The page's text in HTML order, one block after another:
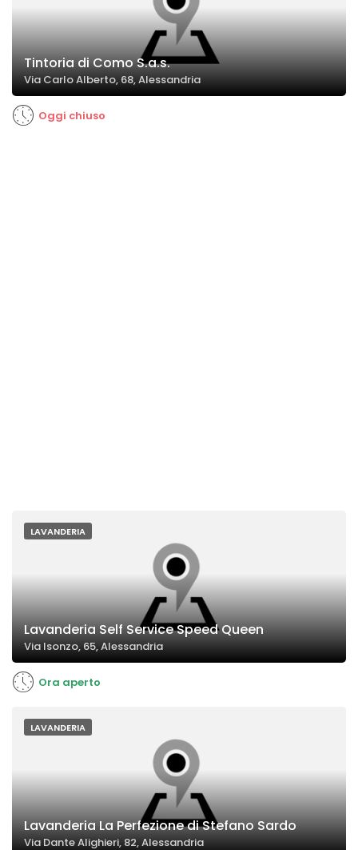
Tintoria di Como S.a.s.
Via Carlo Alberto, 68, Alessandria
Oggi chiuso
LAVANDERIA
Lavanderia Self Service Speed Queen
Via Isonzo, 65, Alessandria
Ora aperto
LAVANDERIA
Lavanderia La Perfezione di Stefano Sardo
Via Dante Alighieri, 82, Alessandria